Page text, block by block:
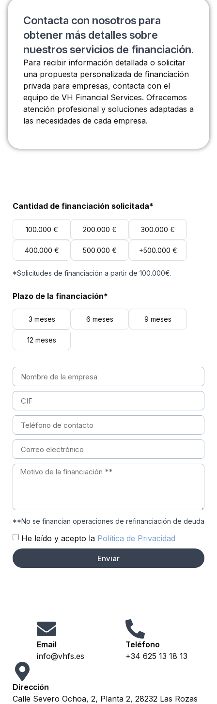
Contacta con nosotros para
obtener más detalles sobre
nuestros servicios de financiación.
Para recibir información detallada o solicitar
una propuesta personalizada de financiación
privada para empresas, contacta con el
equipo de VH Financial Services. Ofrecemos
atención profesional y soluciones adaptadas a
las necesidades de cada empresa.
Cantidad de financiación solicitada*
100.000 € 200.000 € 300.000 €
400.000 € 500.000 € +500.000 €
*Solicitudes de financiación a partir de 100.000€.
Plazo de la financiación*
3 meses 6 meses 9 meses
12 meses
**No se financian operaciones de refinanciación de deuda
He leído y acepto la Política de Privacidad
Enviar
Email
info@vhfs.es
Teléfono
+34 625 13 18 13
Dirección
Calle Severo Ochoa, 2, Planta 2, 28232 Las Rozas